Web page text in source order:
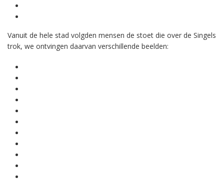
Vanuit de hele stad volgden mensen de stoet die over de Singels
trok, we ontvingen daarvan verschillende beelden: